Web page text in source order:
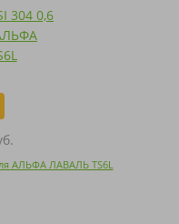
АЛЬФА ЛАВАЛЬ TS6L